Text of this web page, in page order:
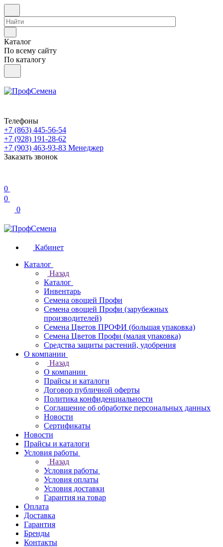
Каталог
По всему сайту
По каталогу
Телефоны
+7 (863) 445-56-54
+7 (928) 191-28-62
+7 (903) 463-93-83 Менеджер
Заказать звонок
0
0
0
Кабинет
Каталог
Назад
Каталог
Инвентарь
Семена овощей Профи
Семена овощей Профи (зарубежных
производителей)
Семена Цветов ПРОФИ (большая упаковка)
Семена Цветов Профи (малая упаковка)
Средства защиты растений, удобрения
О компании
Назад
О компании
Прайсы и каталоги
Договор публичной оферты
Политика конфиденциальности
Соглашение об обработке персональных данных
Новости
Сертификаты
Новости
Прайсы и каталоги
Условия работы
Назад
Условия работы
Условия оплаты
Условия доставки
Гарантия на товар
Оплата
Доставка
Гарантия
Бренды
Контакты